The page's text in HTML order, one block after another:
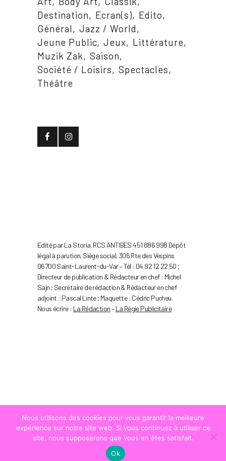
Destination
Ecran(s)
Edito
Général
Jazz / World
Jeune Public Jeux
Littérature
Muzik Zak
Saison
Société / Loisirs
Spectacles
Théâtre
Edité par La Storia. RCS ANTIBES 451 886 998 Dépôt
légal à parution. Siège social, 306 Rte des Vespins
06700 Saint-Laurent-du-Var – Tél : 04 92 12 22 50 ;
Directeur de publication & Rédacteur en chef : Michel
Sajn ; Secrétaire de rédaction & Rédacteur en chef
adjoint : Pascal Linte ; Maquette : Cédric Pucheu.
Nous écrire : La Rédaction–La Régie Publicitaire
© COPYRIGHTLA STRADA
Nous utilisons des cookies pour vous garantir la meilleure
expérience sur notre site web. Si vous continuez à utiliser ce
site, nous supposerons que vous en êtes satisfait.
Ok